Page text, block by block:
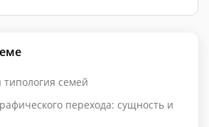
семей
перехода: сущность и